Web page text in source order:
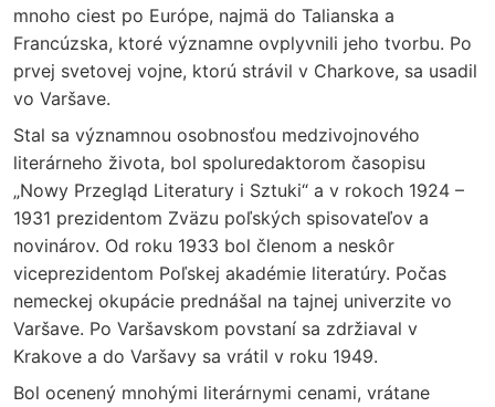
mnoho ciest po Európe, najmä do Talianska a
Francúzska, ktoré významne ovplyvnili jeho tvorbu. Po
prvej svetovej vojne, ktorú strávil v Charkove, sa usadil
vo Varšave.
Stal sa významnou osobnosťou medzivojnového
literárneho života, bol spoluredaktorom časopisu
„Nowy Przegląd Literatury i Sztuki“ a v rokoch 1924 –
1931 prezidentom Zväzu poľských spisovateľov a
novinárov. Od roku 1933 bol členom a neskôr
viceprezidentom Poľskej akadémie literatúry. Počas
nemeckej okupácie prednášal na tajnej univerzite vo
Varšave. Po Varšavskom povstaní sa zdržiaval v
Krakove a do Varšavy sa vrátil v roku 1949.
Bol ocenený mnohými literárnymi cenami, vrátane